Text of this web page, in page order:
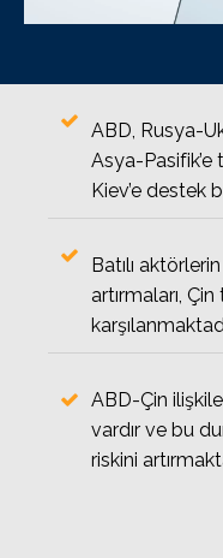
ABD, Rusya-
Asya-
Kiev’e destek
Batılı
artırmaları,
ABD-Çin
vardır ve bu
riskini